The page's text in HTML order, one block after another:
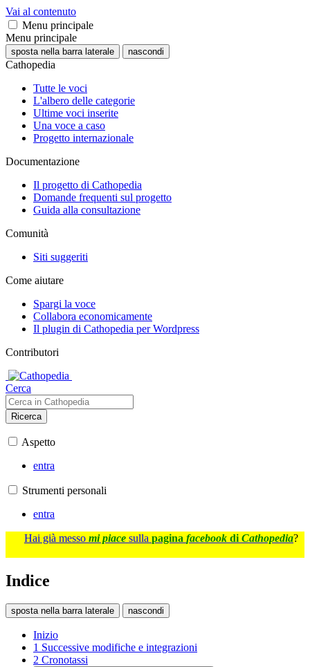
Vai al contenuto
Menu principale
Menu principale
sposta nella barra laterale nascondi
Cathopedia
Tutte le voci
L'albero delle categorie
Ultime voci inserite
Una voce a caso
Progetto internazionale
Documentazione
Il progetto di Cathopedia
Domande frequenti sul progetto
Guida alla consultazione
Comunità
Siti suggeriti
Come aiutare
Spargi la voce
Collabora economicamente
Il plugin di Cathopedia per Wordpress
Contributori
Cerca
Ricerca
Aspetto
entra
Strumenti personali
entra
Hai già messo mi piace sulla pagina facebook di Cathopedia?
Indice
sposta nella barra laterale nascondi
Inizio
1 Successive modifiche e integrazioni
2 Cronotassi